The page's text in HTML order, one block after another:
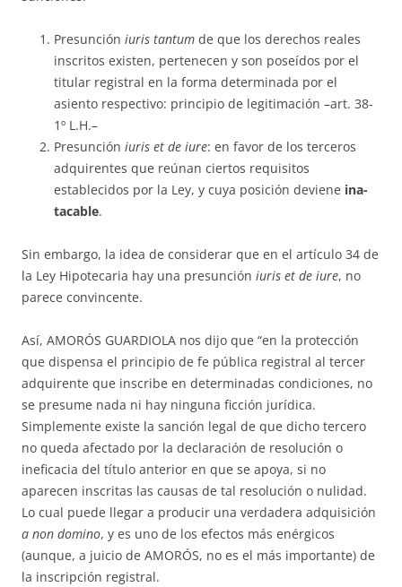
Presunción iuris tantum de que los derechos reales
inscritos existen, per­tenecen y son poseídos por el
titular registral en la forma determinada por el
asiento respectivo: principio de legitimación –art. 38-
1º L.H.–
Presunción iuris et de iure: en favor de los terceros
adquirentes que reú­nan ciertos requisitos
establecidos por la Ley, y cuya posición deviene ina­
tacable.
Sin embargo, la idea de considerar que en el artículo 34 de
la Ley Hi­potecaria hay una presunción iuris et de iure, no
parece convincente.
Así, AMORÓS GUARDIOLA nos dijo que “en la protección
que dis­pen­sa el principio de fe pública registral al tercer
adquirente que ins­cribe en determinadas condiciones, no
se presume nada ni hay ninguna ficción ju­rídica.
Simplemente existe la sanción legal de que dicho tercero
no que­da afectado por la declaración de resolución o
ineficacia del título anterior en que se apoya, si no
aparecen inscritas las causas de tal resolu­ción o nuli­dad.
Lo cual puede llegar a producir una verdadera adquisición
a non do­mino, y es uno de los efectos más enérgicos
(aunque, a juicio de AMO­RÓS, no es el más importante) de
la inscripción registral.